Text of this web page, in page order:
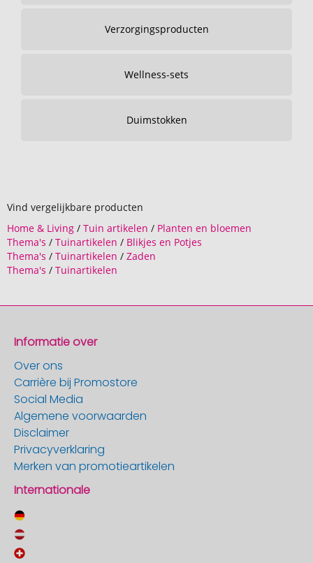
Verzorgingsproducten
Wellness-sets
Duimstokken
Vind vergelijkbare producten
Home & Living / Tuin artikelen / Planten en bloemen
Thema's / Tuinartikelen / Blikjes en Potjes
Thema's / Tuinartikelen / Zaden
Thema's / Tuinartikelen
Informatie over
Over ons
Carrière bij Promostore
Social Media
Algemene voorwaarden
Disclaimer
Privacyverklaring
Merken van promotieartikelen
Internationale